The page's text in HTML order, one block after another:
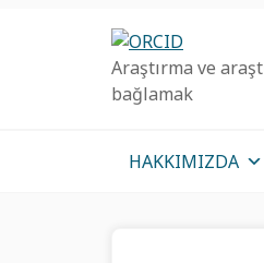
Araştırma ve
bağlamak
HAKKIMIZDA